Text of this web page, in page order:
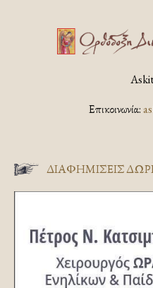
Επικοινωνία:
ΔΙΑΦΗΜΊΣΕΙΣ